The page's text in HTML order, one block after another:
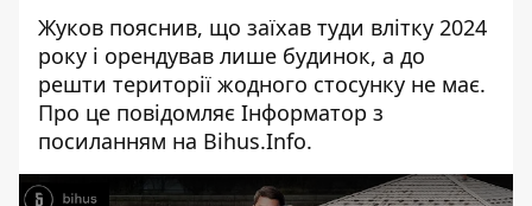
Жуков пояснив, що заїхав туди влітку 2024
року і орендував лише будинок, а до
решти території жодного стосунку не має.
Про це повідомляє Інформатор з
посиланням на Bihus.Info.